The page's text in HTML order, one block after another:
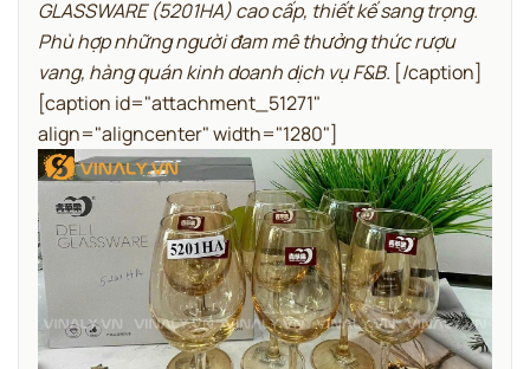
GLASSWARE (5201HA) cao cấp, thiết kế sang trọng.
Phù hợp những người đam mê thưởng thức rượu
vang, hàng quán kinh doanh dịch vụ F&B. [/caption]
[caption id="attachment_51271"
align="aligncenter" width="1280"]